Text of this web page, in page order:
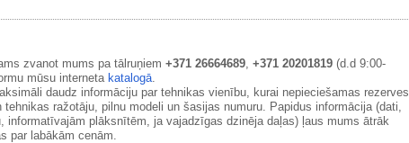
zvanot mums pa tālruņiem +371 26664689, +371 20201819(d.d 9:00-
mūsu interneta katalogā.
daudz informāciju par tehnikas vienību, kurai nepieciešamas rezerves
ražotāju, pilnu modeli un šasijas numuru. Papidus informācija (dati,
informatīvajām plāksnītēm, ja vajadzīgas dzinēja daļas) ļaus mums ātrāk
par labākām cenām.